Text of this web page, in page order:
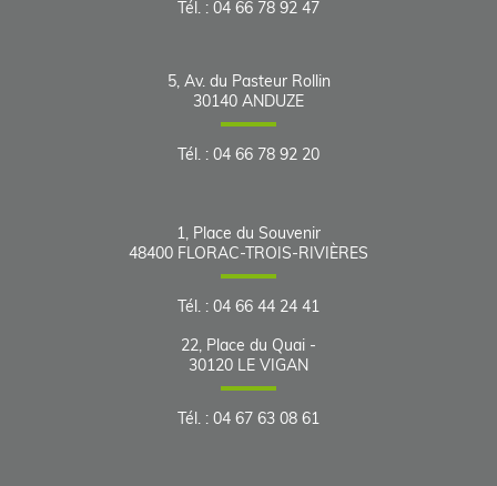
Tél. : 04 66 78 92 47
5, Av. du Pasteur Rollin
30140 ANDUZE
Tél. : 04 66 78 92 20
1, Place du Souvenir
48400 FLORAC-TROIS-RIVIÈRES
Tél. : 04 66 44 24 41
22, Place du Quai -
30120 LE VIGAN
Tél. : 04 67 63 08 61